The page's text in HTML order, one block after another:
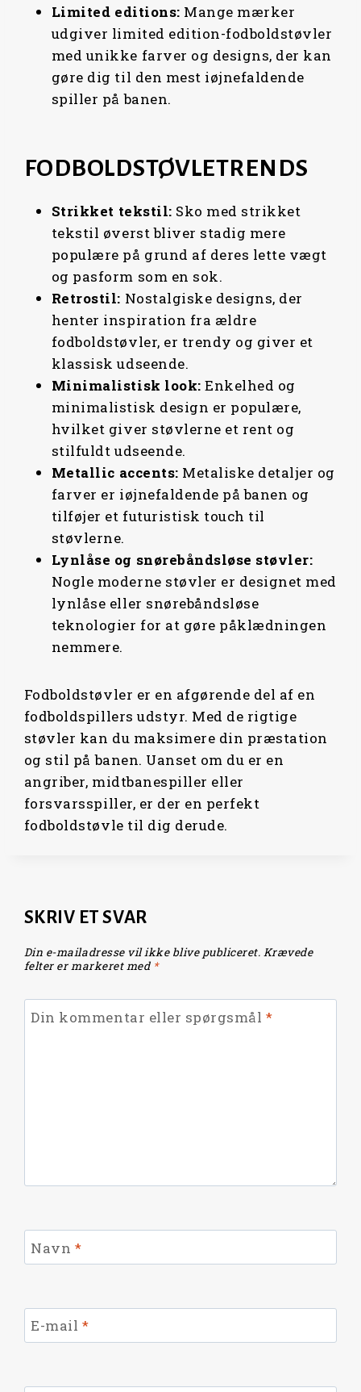
Limited editions: Mange mærker
udgiver limited edition-fodboldstøvler
med unikke farver og designs, der kan
gøre dig til den mest iøjnefaldende
spiller på banen.
FODBOLDSTØVLETRENDS
Strikket tekstil: Sko med strikket
tekstil øverst bliver stadig mere
populære på grund af deres lette vægt
og pasform som en sok.
Retrostil: Nostalgiske designs, der
henter inspiration fra ældre
fodboldstøvler, er trendy og giver et
klassisk udseende.
Minimalistisk look: Enkelhed og
minimalistisk design er populære,
hvilket giver støvlerne et rent og
stilfuldt udseende.
Metallic accents: Metaliske detaljer og
farver er iøjnefaldende på banen og
tilføjer et futuristisk touch til
støvlerne.
Lynlåse og snørebåndsløse støvler:
Nogle moderne støvler er designet med
lynlåse eller snørebåndsløse
teknologier for at gøre påklædningen
nemmere.
Fodboldstøvler er en afgørende del af en
fodboldspillers udstyr. Med de rigtige
støvler kan du maksimere din præstation
og stil på banen. Uanset om du er en
angriber, midtbanespiller eller
forsvarsspiller, er der en perfekt
fodboldstøvle til dig derude.
SKRIV ET SVAR
Din e-mailadresse vil ikke blive publiceret. Krævede
felter er markeret med *
Din kommentar eller spørgsmål *
Navn *
E-mail *